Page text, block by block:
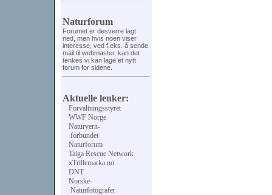
Naturforum
Forumet er desverre lagt
ned, men hvis noen viser
interesse, ved f.eks. å sende
mail til webmaster, kan det
tenkes vi kan lage et nytt
forum for sidene.
Aktuelle lenker:
Forvaltningsstyret
WWF Norge
Naturvern-
forbundet
Naturforum
Taiga Rescue Network
xTrillemarka.no
DNT
Norske-
Naturfotografer